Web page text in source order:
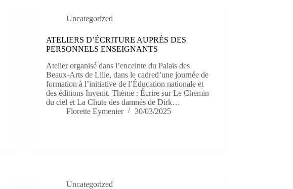
Uncategorized
ATELIERS D’ÉCRITURE AUPRÈS DES
PERSONNELS ENSEIGNANTS
Atelier organisé dans l’enceinte du Palais des
Beaux-Arts de Lille, dans le cadred’une journée de
formation à l’initiative de l’Éducation nationale et
des éditions Invenit. Thème : Écrire sur Le Chemin
du ciel et La Chute des damnés de Dirk…
Florette Eymenier
30/03/2025
Uncategorized